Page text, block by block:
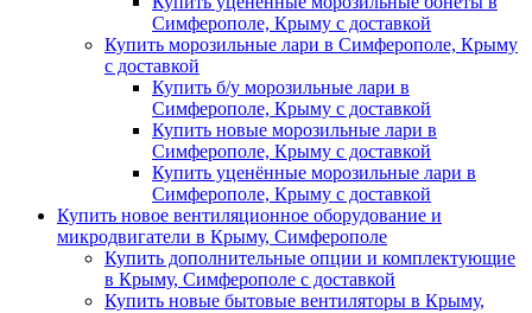
Симферополе, Крыму с доставкой
Купить морозильные лари в Симферополе, Крыму
с доставкой
Купить б/у морозильные лари в
Симферополе, Крыму с доставкой
Купить новые морозильные лари в
Симферополе, Крыму с доставкой
Купить уценённые морозильные лари в
Симферополе, Крыму с доставкой
Купить новое вентиляционное оборудование и
микродвигатели в Крыму, Симферополе
Купить дополнительные опции и комплектующие
в Крыму, Симферополе с доставкой
Купить новые бытовые вентиляторы в Крыму,